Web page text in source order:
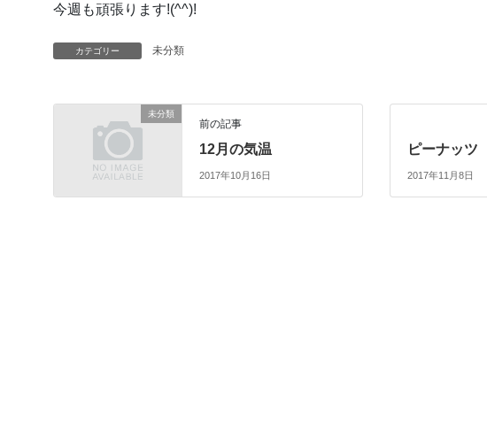
今週も頑張ります!(^^)!
カテゴリー 未分類
未分類
前の記事
12月の気温
2017年10月16日
ピーナッツ
2017年11月8日